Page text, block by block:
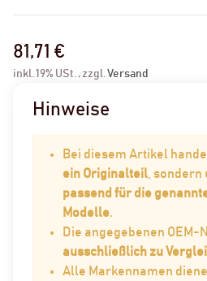
81,71 €
inkl. 19% USt. , zzgl.Versand
Hinweise
Bei diesem Artikel
ein Originalteil ,
passend für die
Modelle.
Die angegebenen OEM-
ausschließlich zu
Alle Markennamen